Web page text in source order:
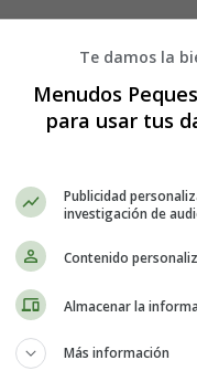
Te damos la
Menudos
para usar tus
Publicidad
investigación de
Contenido
Almacenar la
Más información